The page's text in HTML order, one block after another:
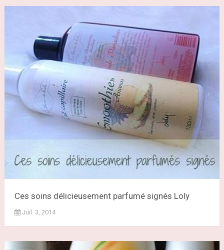
Ces soins délicieusement parfumé signés Loly
Juil. 3, 2014